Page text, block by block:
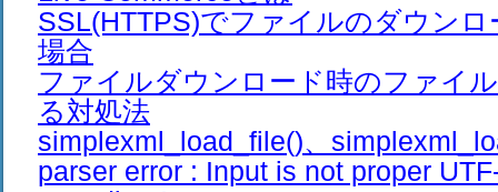
SSL(HTTPS)でファイルのダウン
場合
ファイルダウンロード時のファイ
る対処法
simplexml_load_file()、
parser error : Input is not proper